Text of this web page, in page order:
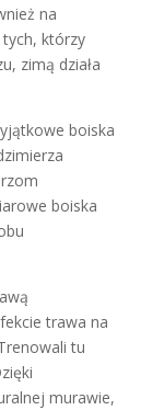
na
którzy
zimą działa
boiska
boiska
trawa na
tu
murawie,